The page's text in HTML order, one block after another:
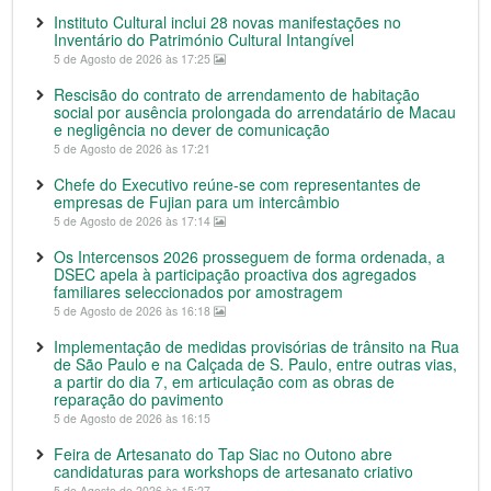
Instituto Cultural inclui 28 novas manifestações no
Inventário do Património Cultural Intangível
5 de Agosto de 2026 às 17:25
Rescisão do contrato de arrendamento de habitação
social por ausência prolongada do arrendatário de Macau
e negligência no dever de comunicação
5 de Agosto de 2026 às 17:21
Chefe do Executivo reúne-se com representantes de
empresas de Fujian para um intercâmbio
5 de Agosto de 2026 às 17:14
Os Intercensos 2026 prosseguem de forma ordenada, a
DSEC apela à participação proactiva dos agregados
familiares seleccionados por amostragem
5 de Agosto de 2026 às 16:18
Implementação de medidas provisórias de trânsito na Rua
de São Paulo e na Calçada de S. Paulo, entre outras vias,
a partir do dia 7, em articulação com as obras de
reparação do pavimento
5 de Agosto de 2026 às 16:15
Feira de Artesanato do Tap Siac no Outono abre
candidaturas para workshops de artesanato criativo